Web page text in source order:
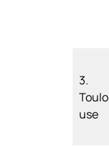
3.
Toulo
use